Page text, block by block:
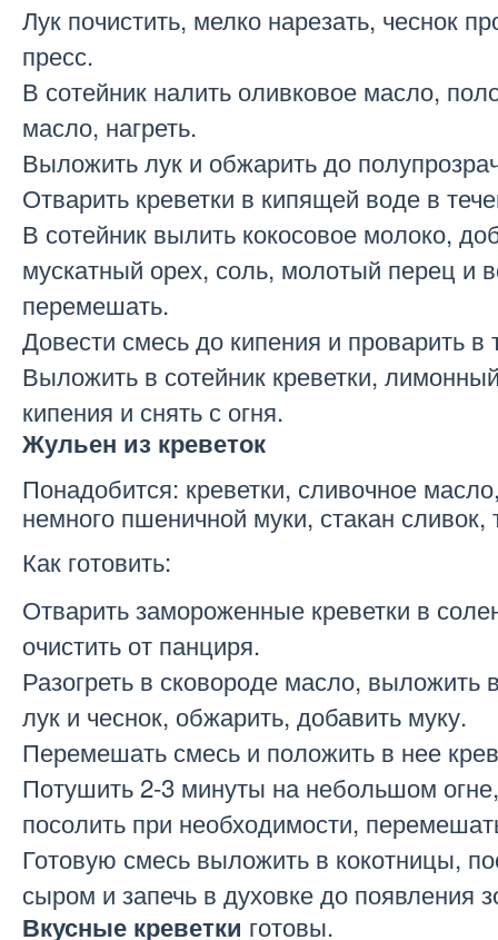
Лук почистить, мелко нарезать, чеснок
пресс.
В сотейник налить оливковое масло,
масло, нагреть.
Выложить лук и обжарить до
Отварить креветки в кипящей воде в
В сотейник вылить кокосовое молоко,
мускатный орех, соль, молотый перец и
перемешать.
Довести смесь до кипения и проварить в
Выложить в сотейник креветки,
кипения и снять с огня.
Жульен из креветок
Понадобится: креветки, сливочное
немного пшеничной муки, стакан
Как готовить:
Отварить замороженные креветки в
очистить от панциря.
Разогреть в сковороде масло, выложить
лук и чеснок, обжарить, добавить муку.
Перемешать смесь и положить в нее
Потушить 2-3 минуты на небольшом
посолить при необходимости,
Готовую смесь выложить в кокотницы,
сыром и запечь в духовке до появления
Вкусные креветки готовы.